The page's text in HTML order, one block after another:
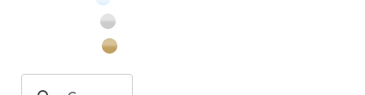
白色の花のフリー写真素材
昆虫のフリー写真素材